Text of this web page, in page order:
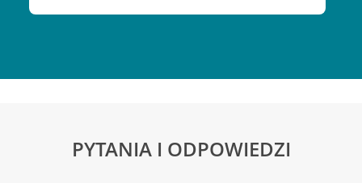
PYTANIA I ODPOWIEDZI